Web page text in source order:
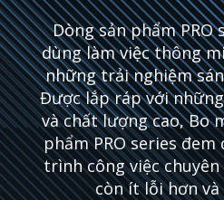
Dòng sản phẩm
dùng làm việc thông
những trải nghiệm
Được lắp ráp với
và chất lượng cao, Bo
phẩm PRO series
trình công việc
còn ít lỗi hơn